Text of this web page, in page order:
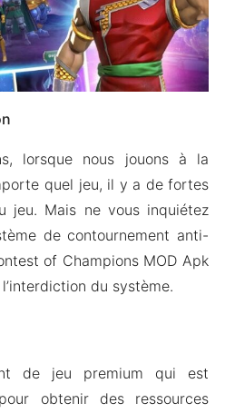
lorsque nous jouons à la
quel jeu, il y a de fortes
jeu. Mais ne vous inquiétez
de contournement anti-
of Champions MOD Apk
du système.
de jeu premium qui est
obtenir des ressources